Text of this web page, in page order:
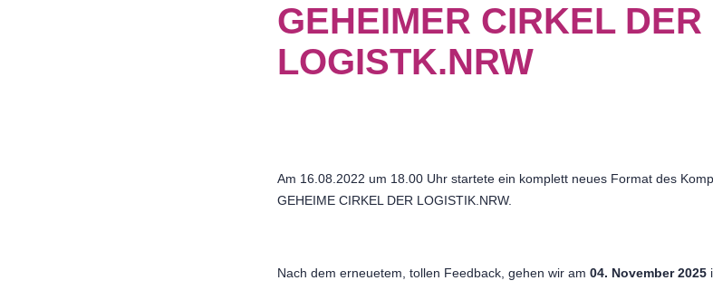
GEHEIMER CIRKEL DER
LOGISTK.NRW
Am 16.08.2022 um 18.00 Uhr startete ein komplett neues Format des
GEHEIME CIRKEL DER LOGISTIK.NRW.
Nach dem erneuetem, tollen Feedback, gehen wir am 04. November 2025